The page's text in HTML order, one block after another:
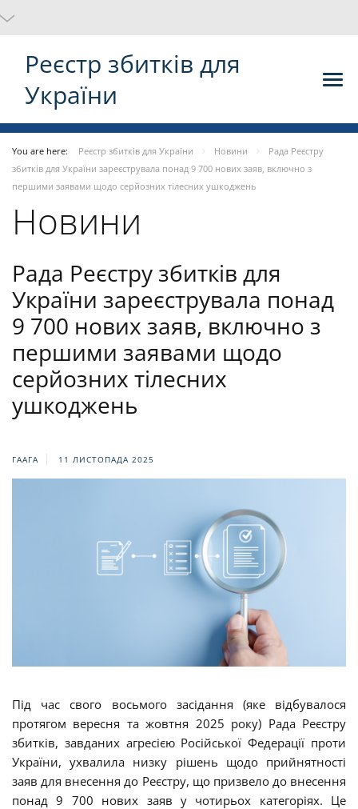
Реєстр збитків для
України
You are here: Реєстр збитків для України Новини
Рада Реєстру
збитків для України зареєструвала понад 9 700 нових заяв, включно з
першими заявами щодо серйозних тілесних ушкоджень
Новини
Рада Реєстру збитків для
України зареєструвала понад
9 700 нових заяв, включно з
першими заявами щодо
серйозних тілесних
ушкоджень
ГААГА 11 ЛИСТОПАДА 2025
Під час свого восьмого засідання (яке відбувалося
протягом вересня та жовтня 2025 року) Рада Реєстру
збитків, завданих агресією Російської Федерації проти
України, ухвалила низку рішень щодо прийнятності
заяв для внесення до Реєстру, що призвело до внесення
понад 9 700 нових заяв у чотирьох категоріях. Це